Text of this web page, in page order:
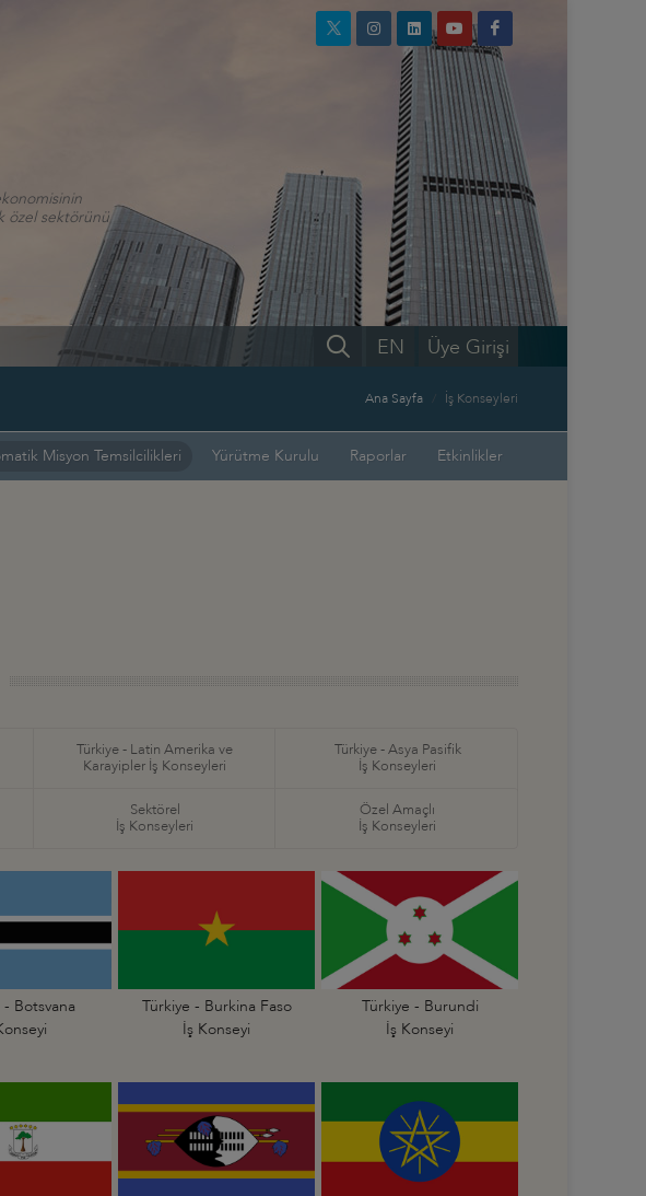
özel sektörünü
Üye Girişi
EN
Ana Sayfa İş Konseyleri
Misyon Temsilcilikleri Yürütme Kurulu Raporlar Etkinlikler
Türkiye - Latin Amerika ve
Karayipler İş Konseyleri
Türkiye - Asya Pasifik
İş Konseyleri
Sektörel
İş Konseyleri
Özel Amaçlı
İş Konseyleri
Botsvana
Türkiye - Burkina Faso
İş Konseyi
Türkiye - Burundi
İş Konseyi